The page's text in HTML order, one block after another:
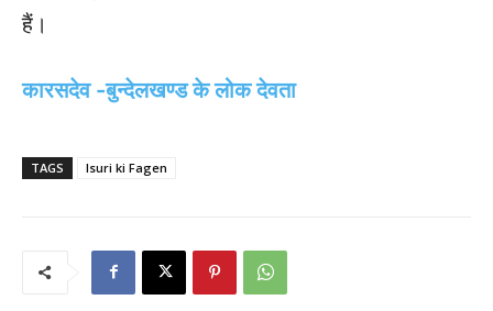
हैं।
कारसदेव -बुन्देलखण्ड के लोक देवता
TAGS Isuri ki Fagen